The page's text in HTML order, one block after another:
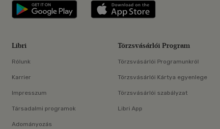
Libri applikáció Szerezd meg: Google
Libri
Rólunk
Karrier
Impresszum
Társadalmi programok
Adományozás
Törzsvásárlói Program
Törzsvásárlói Programunkról
Törzsvásárlói Kártya egyenlege
Törzsvásárlói szabályzat
Libri App